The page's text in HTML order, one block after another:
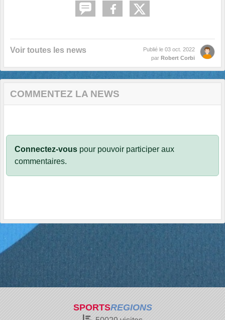
Voir toutes les news Publié le 03 oct. 2022
par Robert Corbi
COMMENTEZ LA NEWS
Connectez-vous pour pouvoir participer aux
commentaires.
SPORTSREGIONS